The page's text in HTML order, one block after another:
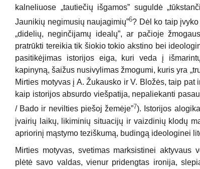
kalneliuose „tautiečių išgamos” suguldė
Jaunikių negimusių naujagimių”6? Dėl ko taip įvyko
„didelių, neginčijamų idealų”, ar pačioje
pratrūkti tereikia tik šiokio tokio akstino bei
pasitikėjimas istorijos eiga, kuri veda į
kapinyną, šaižus nusivylimas žmogumi, kuris yra
Mirties motyvas į A. Žukausko ir V. Bložės, taip
kaip istorijos absurdo viešpatija, nepaliekanti
/ Bado ir nevilties piešoj žemėje”7). Istorijos
įvairių laikų, likiminių situacijų ir vaizdinių klodų
apriorinį mąstymo teziškumą, budingą ideologinei
Mirties motyvas, svetimas marksistinei
plėtė savo valdas, vienur pridengtas ironija,